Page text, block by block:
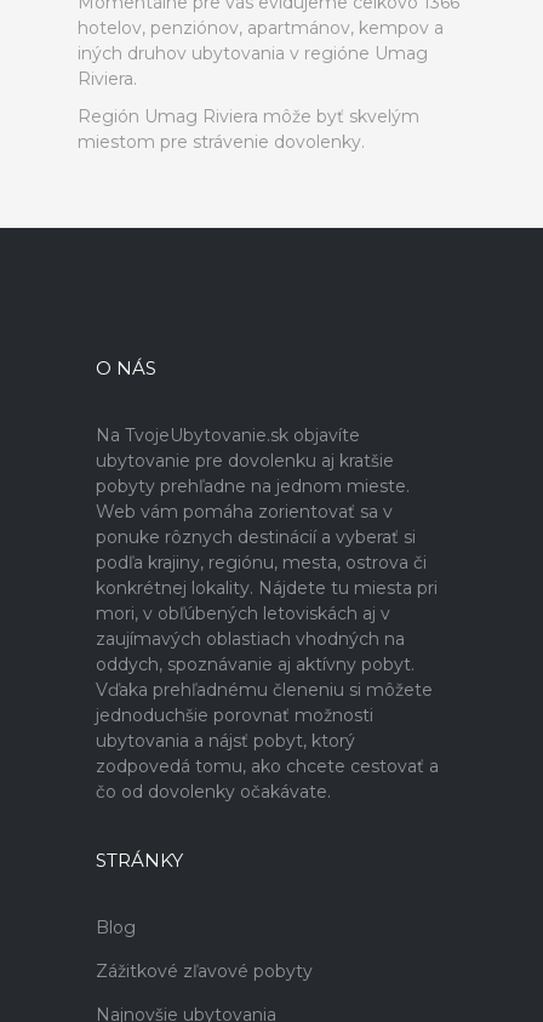
hotelov, penziónov, apartmánov, kempov a
iných druhov ubytovania v regióne Umag
Riviera.
Región Umag Riviera môže byť skvelým
miestom pre strávenie dovolenky.
O NÁS
Na TvojeUbytovanie.sk objavíte
ubytovanie pre dovolenku aj kratšie
pobyty prehľadne na jednom mieste.
Web vám pomáha zorientovať sa v
ponuke rôznych destinácií a vyberať si
podľa krajiny, regiónu, mesta, ostrova či
konkrétnej lokality. Nájdete tu miesta pri
mori, v obľúbených letoviskách aj v
zaujímavých oblastiach vhodných na
oddych, spoznávanie aj aktívny pobyt.
Vďaka prehľadnému členeniu si môžete
jednoduchšie porovnať možnosti
ubytovania a nájsť pobyt, ktorý
zodpovedá tomu, ako chcete cestovať a
čo od dovolenky očakávate.
STRÁNKY
Blog
Zážitkové zľavové pobyty
Najnovšie ubytovania